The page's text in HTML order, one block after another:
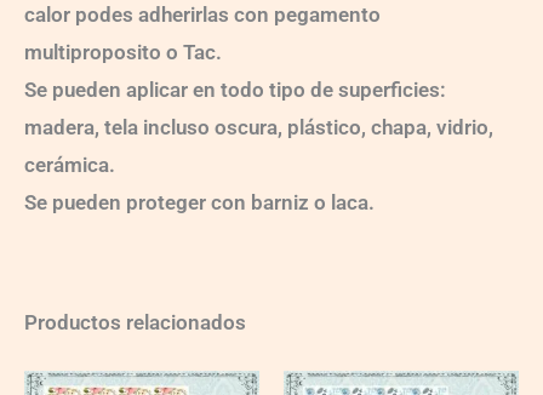
calor podes adherirlas con pegamento
multiproposito o Tac.
Se pueden aplicar en todo tipo de superficies:
madera, tela incluso oscura, plástico, chapa, vidrio,
cerámica.
Se pueden proteger con barniz o laca.
Productos relacionados
VG007
VG013